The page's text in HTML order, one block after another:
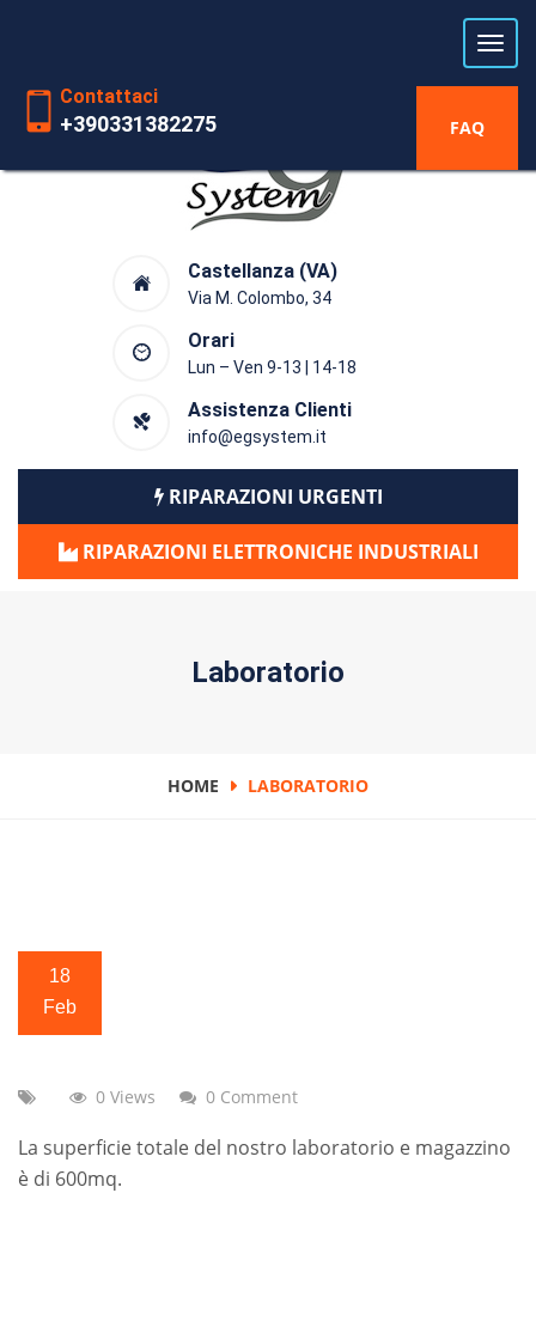
Castellanza (VA)
Via M. Colombo, 34
Orari
Lun – Ven 9-13 | 14-18
Assistenza Clienti
info@egsystem.it
RIPARAZIONI URGENTI
RIPARAZIONI ELETTRONICHE INDUSTRIALI
Contattaci
+390331382275 FAQ
Laboratorio
HOME LABORATORIO
18
Feb
0 Views 0 Comment
La superficie totale del nostro laboratorio e magazzino
è di 600mq.